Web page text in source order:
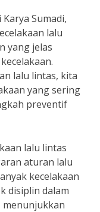
Sumadi,
lalu
yang jelas
lalu lintas, kita
yang sering
preventif
lalu lintas
aturan lalu
kecelakaan
disiplin dalam
menunjukkan